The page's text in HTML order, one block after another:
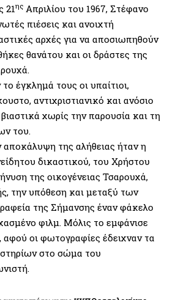
21ης Απριλίου του 1967, Στέφανο
πιέσεις και ανοιχτή
αρχές για να αποσιωπηθούν
θανάτου και οι δράστες της
έγκλημά τους οι υπαίτιοι,
αντιχριστιανικό και ανόσιο
χωρίς την παρουσία και τη
του.
αποκάλυψη της αλήθειας ήταν η
δικαστικού, του Χρήστου
της οικογένειας Τσαρουχά,
την υπόθεση και μεταξύ των
της Σήμανσης έναν φάκελο
φιλμ. Μόλις το εμφάνισε
αφού οι φωτογραφίες έδειχναν τα
στο σώμα του